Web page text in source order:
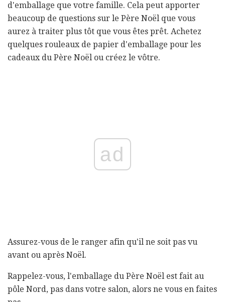
d'emballage que votre famille. Cela peut apporter
beaucoup de questions sur le Père Noël que vous
aurez à traiter plus tôt que vous êtes prêt. Achetez
quelques rouleaux de papier d'emballage pour les
cadeaux du Père Noël ou créez le vôtre.
ad
Assurez-vous de le ranger afin qu'il ne soit pas vu
avant ou après Noël.
Rappelez-vous, l'emballage du Père Noël est fait au
pôle Nord, pas dans votre salon, alors ne vous en faites